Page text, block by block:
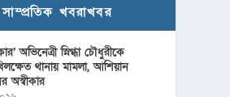
সাম্প্রতিক খবরাখবর
অভিনেত্রী স্নিগ্ধা চৌধুরীকে
থানায় মামলা, আশিয়ান
অস্বীকার